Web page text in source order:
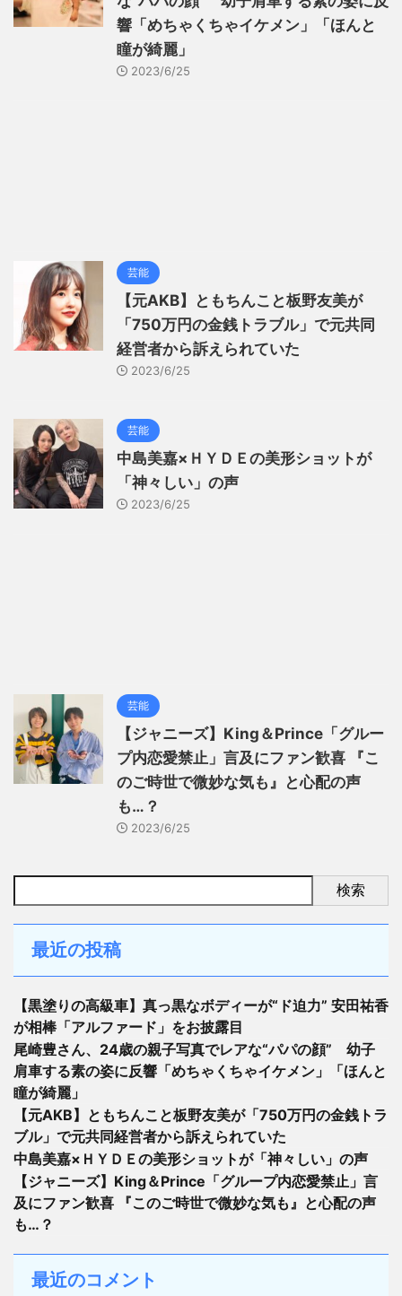
響「めちゃくちゃイケメン」「ほんと
瞳が綺麗」
2023/6/25
芸能
【元AKB】ともちんこと板野友美が
「750万円の金銭トラブル」で元共同
経営者から訴えられていた
2023/6/25
芸能
中島美嘉×ＨＹＤＥの美形ショットが
「神々しい」の声
2023/6/25
芸能
【ジャニーズ】King＆Prince「グルー
プ内恋愛禁止」言及にファン歓喜 『こ
のご時世で微妙な気も』と心配の声
も…？
2023/6/25
検索
最近の投稿
【黒塗りの高級車】真っ黒なボディーが“ド迫力” 安田祐香
が相棒「アルファード」をお披露目
尾崎豊さん、24歳の親子写真でレアな“パパの顔” 幼子
肩車する素の姿に反響「めちゃくちゃイケメン」「ほんと
瞳が綺麗」
【元AKB】ともちんこと板野友美が「750万円の金銭トラ
ブル」で元共同経営者から訴えられていた
中島美嘉×ＨＹＤＥの美形ショットが「神々しい」の声
【ジャニーズ】King＆Prince「グループ内恋愛禁止」言
及にファン歓喜 『このご時世で微妙な気も』と心配の声
も…？
最近のコメント